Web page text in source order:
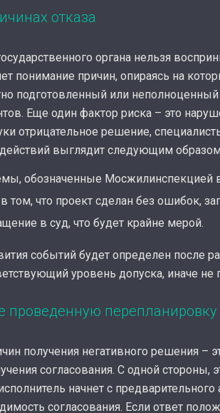
отказа
органа нельзя
понимание причин, опираясь на
подготовленный или
Еще один фактор риска – это
отрицательное решение,
выглядит следующим
обозначенные Мосжилинспекцией
том, что проект сделан без ошибок,
в суд, что будет крайне мерой.
событий будет определен после
уровень допуска, иначе не
проведенную перепланировку
получения негативного решения –
согласования. С одной
начнет с
согласования. Если ответ